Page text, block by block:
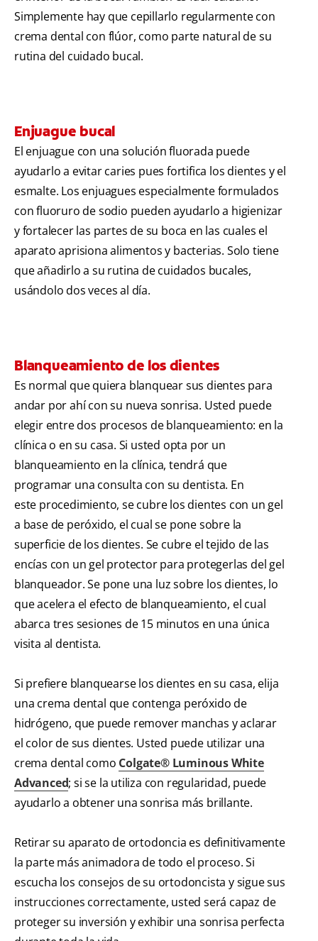
Simplemente hay que cepillarlo regularmente con
crema dental con flúor, como parte natural de su
rutina del cuidado bucal.
Enjuague bucal
El enjuague con una solución fluorada puede
ayudarlo a evitar caries pues fortifica los dientes y el
esmalte. Los enjuagues especialmente formulados
con fluoruro de sodio pueden ayudarlo a higienizar
y fortalecer las partes de su boca en las cuales el
aparato aprisiona alimentos y bacterias. Solo tiene
que añadirlo a su rutina de cuidados bucales,
usándolo dos veces al día.
Blanqueamiento de los dientes
Es normal que quiera blanquear sus dientes para
andar por ahí con su nueva sonrisa. Usted puede
elegir entre dos procesos de blanqueamiento: en la
clínica o en su casa. Si usted opta por un
blanqueamiento en la clínica, tendrá que
programar una consulta con su dentista. En
este procedimiento, se cubre los dientes con un gel
a base de peróxido, el cual se pone sobre la
superficie de los dientes. Se cubre el tejido de las
encías con un gel protector para protegerlas del gel
blanqueador. Se pone una luz sobre los dientes, lo
que acelera el efecto de blanqueamiento, el cual
abarca tres sesiones de 15 minutos en una única
visita al dentista.
Si prefiere blanquearse los dientes en su casa, elija
una crema dental que contenga peróxido de
hidrógeno, que puede remover manchas y aclarar
el color de sus dientes. Usted puede utilizar una
crema dental como Colgate® Luminous White
Advanced; si se la utiliza con regularidad, puede
ayudarlo a obtener una sonrisa más brillante.
Retirar su aparato de ortodoncia es definitivamente
la parte más animadora de todo el proceso. Si
escucha los consejos de su ortodoncista y sigue sus
instrucciones correctamente, usted será capaz de
proteger su inversión y exhibir una sonrisa perfecta